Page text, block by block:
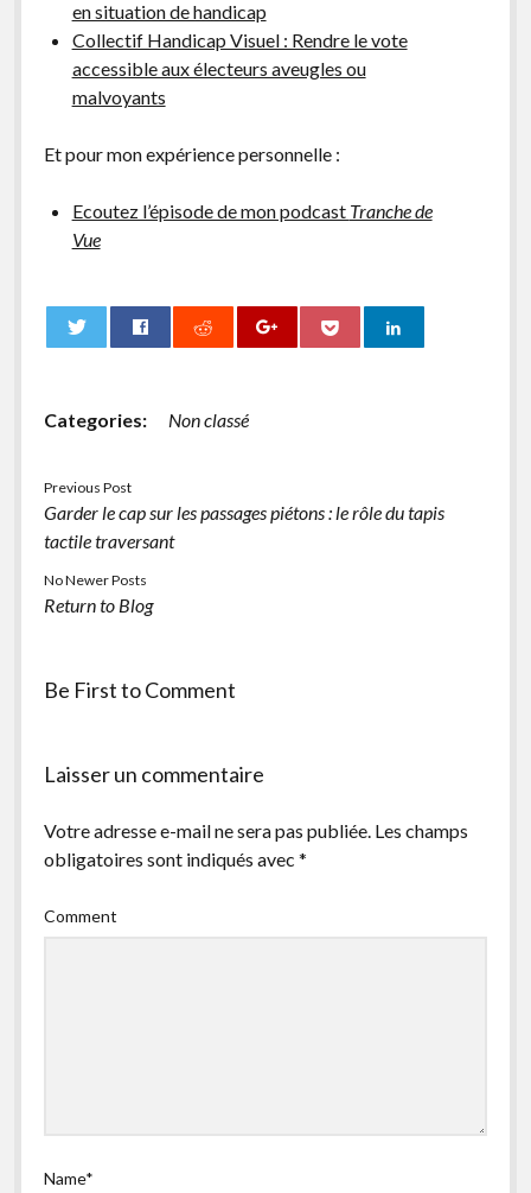
en situation de handicap
Collectif Handicap Visuel : Rendre le vote
accessible aux électeurs aveugles ou
malvoyants
Et pour mon expérience personnelle :
Ecoutez l’épisode de mon podcast Tranche de
Vue
Categories: Non classé
Previous Post
Garder le cap sur les passages piétons : le rôle du tapis
tactile traversant
No Newer Posts
Return to Blog
Be First to Comment
Laisser un commentaire
Votre adresse e-mail ne sera pas publiée. Les champs
obligatoires sont indiqués avec *
Comment
Name*